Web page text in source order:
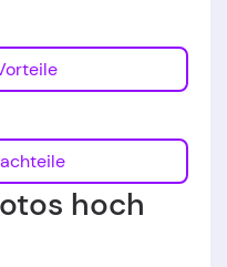
Vorteile
Nachteile
hoch